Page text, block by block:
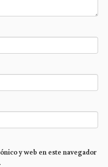
y web en este navegador